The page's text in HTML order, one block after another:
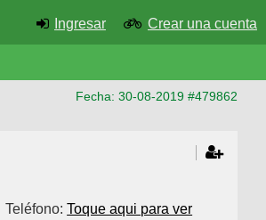
Ingresar Crear una cuenta
Fecha: 30-08-2019 #479862
Teléfono:Toque aqui para ver